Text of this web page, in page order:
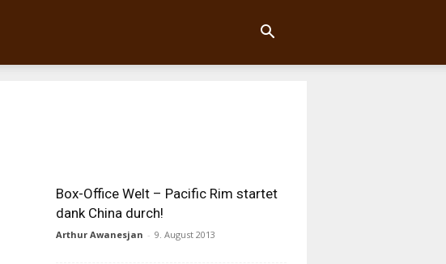
Box-Office Welt – Pacific Rim startet
dank China durch!
Arthur Awanesjan - 9. August 2013